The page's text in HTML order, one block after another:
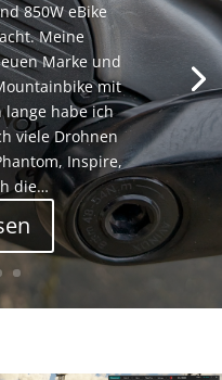
850W eBike
Meine
Marke und
mit
lange habe ich
viele Drohnen
Inspire,
die…